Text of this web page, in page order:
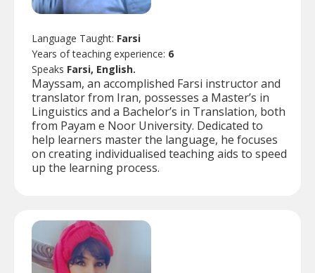
Language Taught: Farsi
Years of teaching experience: 6
Speaks Farsi, English.
Mayssam, an accomplished Farsi instructor and
translator from Iran, possesses a Master’s in
Linguistics and a Bachelor’s in Translation, both
from Payam e Noor University. Dedicated to
help learners master the language, he focuses
on creating individualised teaching aids to speed
up the learning process.